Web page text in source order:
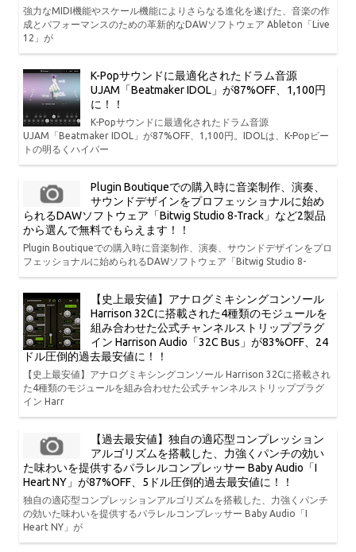
強力なMIDI機能やスケール機能によりさらなる進化を遂げた、音楽の作
成とパフォーマンスのための革新的なDAWソフトウェア Ableton「Live
12」が
K-Popサウンドに最適化されたドラム音源
UJAM「Beatmaker IDOL」が87%OFF、1,100円
に！！
K-Popサウンドに最適化されたドラム音源
UJAM「Beatmaker IDOL」が87%OFF、1,100円。IDOLは、K-Popビー
トの明るくハイパー
Plugin Boutiqueでの購入時に音楽制作、演奏、
サウンドデザインをプロフェッショナルに始め
られるDAWソフトウェア「Bitwig Studio 8-Track」など2製品
から選んで無料でもらえます！！
Plugin Boutiqueでの購入時に音楽制作、演奏、サウンドデザインをプロ
フェッショナルに始められるDAWソフトウェア「Bitwig Studio 8-
【史上最安値】アナログミキシングコンソール
Harrison 32Cに搭載された4種類のモジュールを
組み合わせた公式チャンネルストリッププラグ
イン Harrison Audio「32C Bus」が83%OFF、24
ドル圧倒的過去最安値に！！
【史上最安値】アナログミキシングコンソール Harrison 32Cに搭載され
た4種類のモジュールを組み合わせた公式チャンネルストリッププラグ
イン Harr
【過去最安値】独自の適応型コンプレッション
アルゴリズムを搭載した、力強くパンチの効い
た味わいを提供するパラレルコンプレッサー Baby Audio「I
Heart NY」が87%OFF、5ドル圧倒的過去最安値に！！
独自の適応型コンプレッションアルゴリズムを搭載した、力強くパンチ
の効いた味わいを提供するパラレルコンプレッサー Baby Audio「I
Heart NY」が